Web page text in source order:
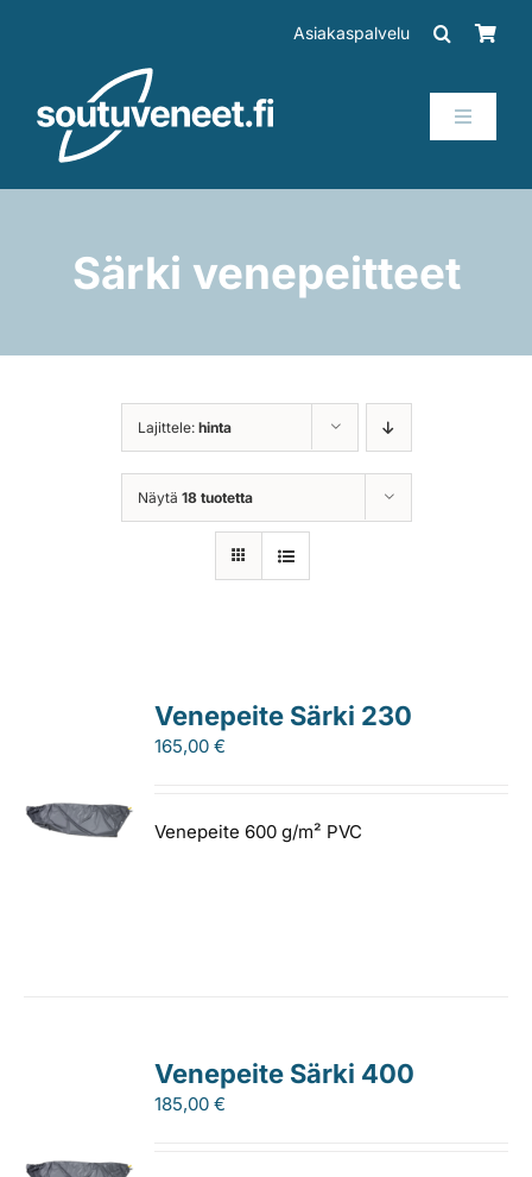
Asiakaspalvelu
Toggle
Perämoottorit
Asiakaskokemuksia
Särki venepeitteet
Lajittele: hinta
Näytä 18 tuotetta
Venepeite Särki 230
165,00€
Venepeite 600 g/m² PVC
Venepeite Särki 400
185,00€